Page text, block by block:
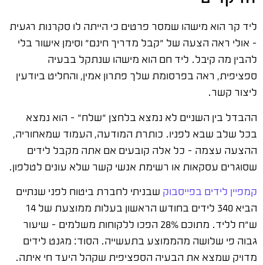
ליד קר הוא מישהו שמסר פרטים כי הייתה לו סקרנות רגעית
– אולי ראה הצעה של "קבל מדריך חינם" וסימן אישור בלי
להבין מה קיבל. ליד חם הוא מישהו שנתקל בבעיה
ספציפית, ראה בפרסומת שלך פתרון אמין, והחליט ביודעין
ליצור קשר.
ההבדל בין השניים לא נמצא בלחצן "שלח" – הוא נמצא
בכל שלב שבא לפניו. כותרת המודעה, העמוד שמאחוריה,
ההצעה עצמה – כל אלה קובעים אם אתה מקבל לידים
שסוגרים עסקאות או רשימת אנשי קשר שלא עונים לטלפון.
קמפיין לידים בפייסבוק שבניתי לחברת ביטוח לפני שנתיים
הביא 340 לידים בחודש הראשון בעלות ממוצעת של 14
ש"ח לליד. מתוכם 28% הפכו ללקוחות משלמים – שיעור
גבוה פי שלושה מהממוצע בתעשייה. הסוד: מגנט לידים
מדויק שמצא את הבעיה הספציפית שקהל היעד חי איתה.